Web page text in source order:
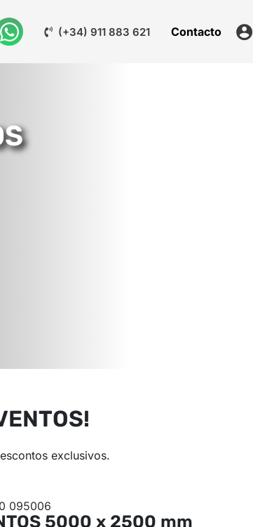
(+34) 911 883 621 Contacto
exclusivos.
5000 x 2500 mm